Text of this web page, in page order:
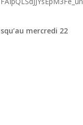
mercredi 22